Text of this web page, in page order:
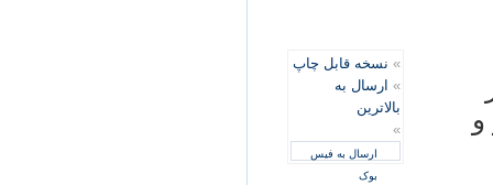
» نسخه قابل چاپ
» ارسال به
بالاترین
»
ارسال به فیس
بوک
و